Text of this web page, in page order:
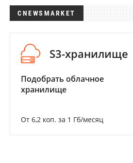
CNEWSMARKET
S3-хранилище
Подобрать облачное
хранилище
От 6,2 коп. за 1 Гб/месяц